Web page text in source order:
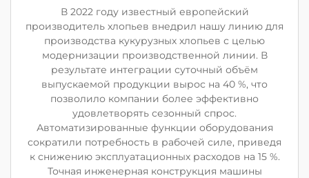
В 2022 году известный европейский
производитель хлопьев внедрил нашу линию для
производства кукурузных хлопьев с целью
модернизации производственной линии. В
результате интеграции суточный объём
выпускаемой продукции вырос на 40 %, что
позволило компании более эффективно
удовлетворять сезонный спрос.
Автоматизированные функции оборудования
сократили потребность в рабочей силе, приведя
к снижению эксплуатационных расходов на 15 %.
Точная инженерная конструкция машины